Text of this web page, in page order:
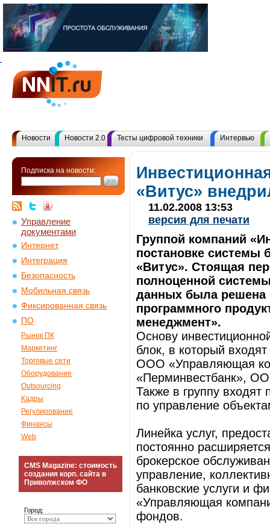
Новости Новости 2.0 Тесты цифровой техники Интервью
Подписка на новости:
Управление
документами
Интернет
Интеграция
Безопасность
Мобильная связь
Фиксированная связь
ПО
Рынок ПК
Маркетинг
Торговые сети
Оборудование
Outsourcing
Кадры
Регулирование
Финансы
Web
CMS Magazine: стоимость
создания корп. сайта в
Приволжском ФО
Город:
«Витус»
11.02.2008 13:53
версия для печати
Группой компаний
постановке системы
«Витус». Стоящая
полноценной
данных была решена
программного
менеджмент».
Основу
блок, в который
ООО «Управляющая
«Перминвестбанк»,
Также в группу входят
по управление
Линейка услуг,
постоянно
брокерское
управление,
банковские услуги и
«Управляющая
фондов.